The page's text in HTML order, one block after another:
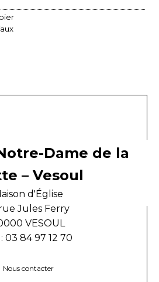
Dame de la
– Vesoul
d'Église
Jules Ferry
VESOUL
03 84 97 12 70
Nous contacter